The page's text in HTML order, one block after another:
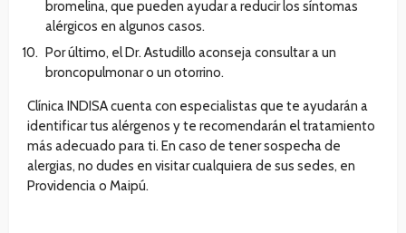
bromelina, que pueden ayudar a reducir los síntomas
alérgicos en algunos casos.
Por último, el Dr. Astudillo aconseja consultar a un
broncopulmonar o un otorrino.
Clínica INDISA cuenta con especialistas que te ayudarán a
identificar tus alérgenos y te recomendarán el tratamiento
más adecuado para ti. En caso de tener sospecha de
alergias, no dudes en visitar cualquiera de sus sedes, en
Providencia o Maipú.